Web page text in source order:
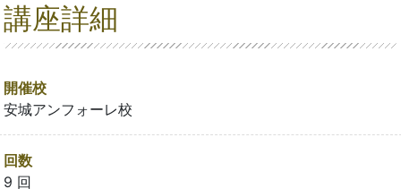
講座詳細
開催校
安城アンフォーレ校
回数
9 回